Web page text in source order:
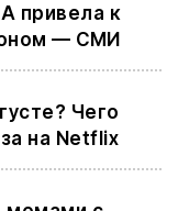
привела к
— СМИ
Чего
на Netflix